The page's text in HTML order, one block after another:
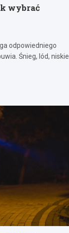
wybrać
odpowiedniego
Śnieg, lód, niskie